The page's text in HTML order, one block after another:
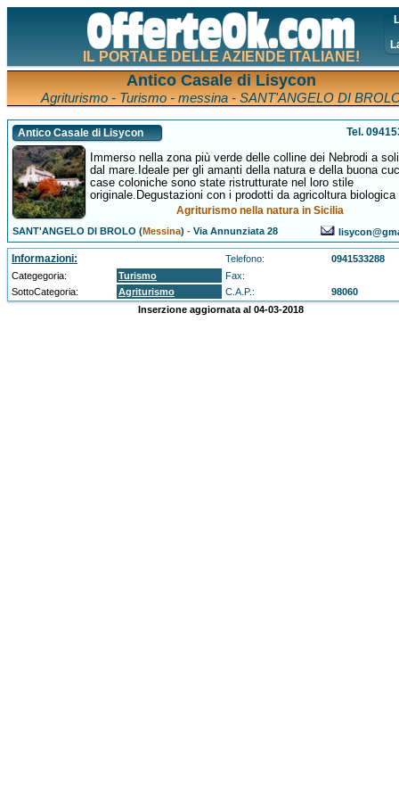
IL PORTALE DELLE AZIENDE ITALIANE!
Antico Casale di Lisycon
Agriturismo - Turismo - messina - SANT'ANGELO DI
Antico Casale di Lisycon Tel.
Immerso nella zona più verde delle colline dei Nebrodi a
dal mare.Ideale per gli amanti della natura e della buona
case coloniche sono state ristrutturate nel loro stile
originale.Degustazioni con i prodotti da agricoltura biologica
Agriturismo nella natura in Sicilia
SANT'ANGELO DI BROLO (Messina) -Via Annunziata 28
Informazioni: Telefono:
0941533288
Categegoria:
Turismo
Fax:
SottoCategoria:
Agriturismo C.A.P.:
98060
Inserzione aggiornata al 04-03-2018